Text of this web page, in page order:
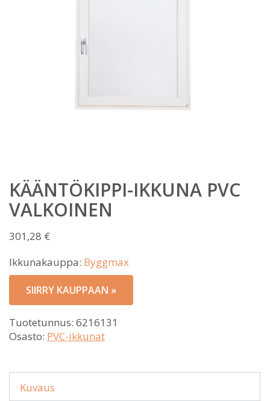
KÄÄNTÖKIPPI-IKKUNA PVC
VALKOINEN
301,28 €
Ikkunakauppa: Byggmax
SIIRRY KAUPPAAN »
Tuotetunnus: 6216131
Osasto: PVC-ikkunat
Kuvaus